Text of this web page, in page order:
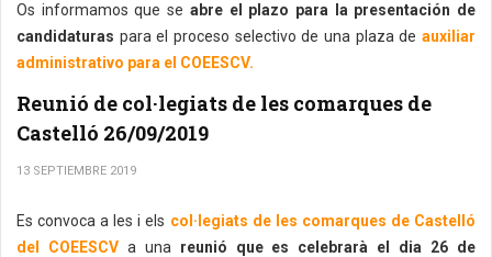
Os informamos que se abre el plazo para la presentación de
candidaturas para el proceso selectivo de una plaza de auxiliar
administrativo para el COEESCV.
Reunió de col·legiats de les comarques de
Castelló 26/09/2019
13 SEPTIEMBRE 2019
Es convoca a les i els col·legiats de les comarques de Castelló
del COEESCVa una reunió que es celebrarà el dia 26 de